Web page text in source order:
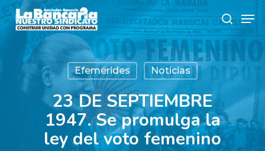
Skip
to
main
content
search
Efemérides Noticias
23 DE SEPTIEMBRE
1947. Se promulga la
ley del voto femenino